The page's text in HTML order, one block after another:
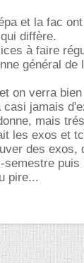
et la fac
diffère.
à faire
général
on verra
jamais
mais
les exos et
des
pire...